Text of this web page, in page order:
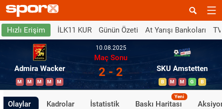
Hızlı Erişim İLK11 KUR Günün Özeti At Yarışı Bankoları
Admira Wacker
M M M M M
10.08.2025
Maç Sonu
2 - 2 SKU Amstetten
B M M G B
Olaylar Kadrolar İstatistik Baskı Haritası
Yeni